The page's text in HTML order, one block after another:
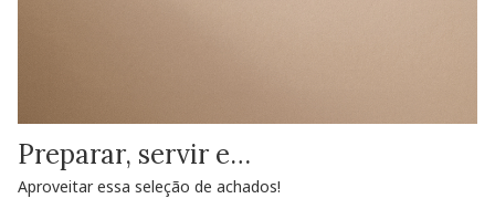
Preparar, servir e…
Aproveitar essa seleção de achados!